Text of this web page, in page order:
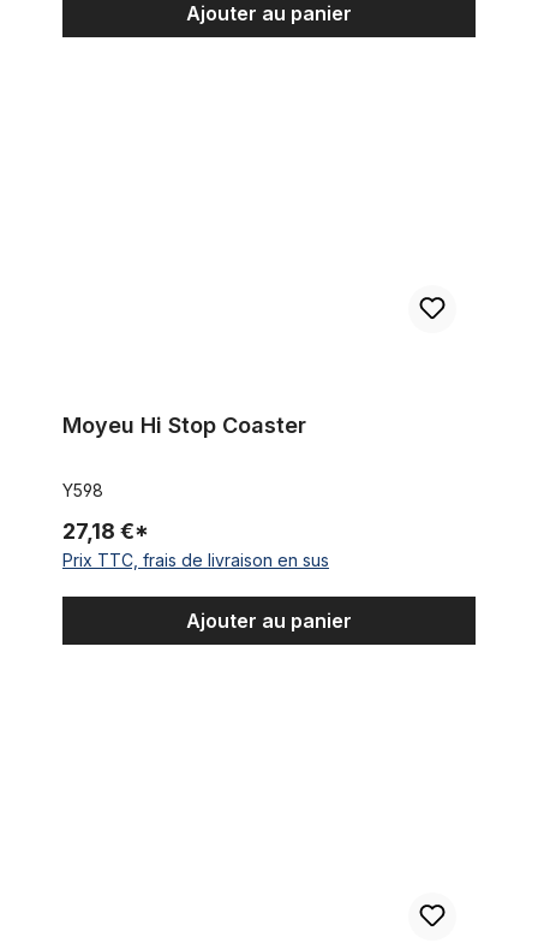
Ajouter au panier
Moyeu Hi Stop Coaster
Y598
27,18 €*
Prix TTC, frais de livraison en sus
Ajouter au panier